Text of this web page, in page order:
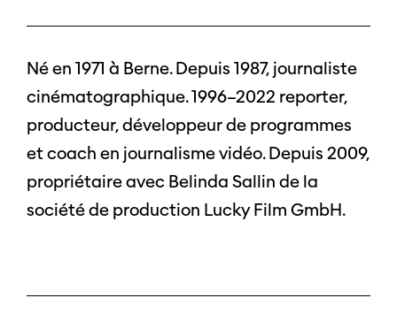
Né en 1971 à Berne. Depuis 1987, journaliste
cinématographique. 1996–2022 reporter,
producteur, développeur de programmes
et coach en journalisme vidéo. Depuis 2009,
propriétaire avec Belinda Sallin de la
société de production Lucky Film GmbH.